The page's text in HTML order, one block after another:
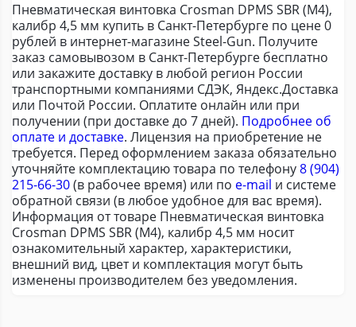
Пневматическая винтовка Crosman DPMS SBR (М4),
калибр 4,5 мм купить в Санкт-Петербурге по цене 0
рублей в интернет-магазине Steel-Gun. Получите
заказ самовывозом в Санкт-Петербурге бесплатно
или закажите доставку в любой регион России
транспортными компаниями СДЭК, Яндекс.Доставка
или Почтой России. Оплатите онлайн или при
получении (при доставке до 7 дней). Подробнее об
оплате и доставке. Лицензия на приобретение не
требуется. Перед оформлением заказа обязательно
уточняйте комплектацию товара по телефону8 (904)
215-66-30(в рабочее время) или по e-mail и системе
обратной связи (в любое удобное для вас время).
Информация от товаре Пневматическая винтовка
Crosman DPMS SBR (М4), калибр 4,5 мм носит
ознакомительный характер, характеристики,
внешний вид, цвет и комплектация могут быть
изменены производителем без уведомления.